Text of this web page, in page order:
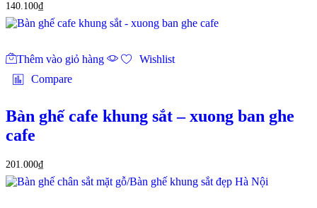
140.100₫
Thêm vào giỏ hàng
Wishlist
Compare
Bàn ghế cafe khung sắt – xuong ban ghe
cafe
201.000₫